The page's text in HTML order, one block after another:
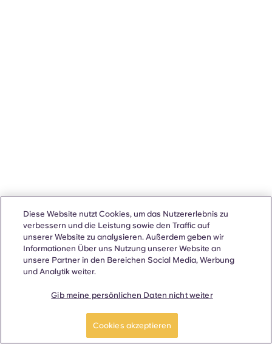
Diese Website nutzt Cookies, um das Nutzererlebnis zu
verbessern und die Leistung sowie den Traffic auf
unserer Website zu analysieren. Außerdem geben wir
Informationen Über uns Nutzung unserer Website an
unsere Partner in den Bereichen Social Media, Werbung
und Analytik weiter.
Gib meine persönlichen Daten nicht weiter
Cookies akzeptieren